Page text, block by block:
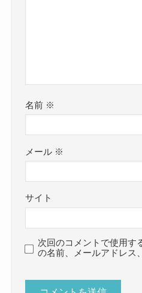
名前 ※
メール ※
サイト
次回のコメントで使用す
の名前、メールアドレス